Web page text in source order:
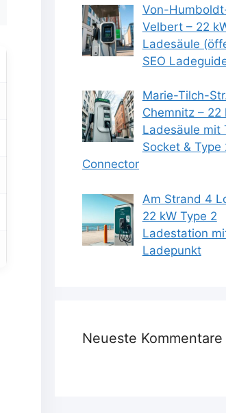
Von-
Velbert – 22
Ladesäule
SEO
Marie-Tilch-
Chemnitz – 22
Ladesäule mit
Socket & Type
Connector
Am Strand 4
22 kW Type 2
Ladestation
Ladepunkt
Neueste Kommentare